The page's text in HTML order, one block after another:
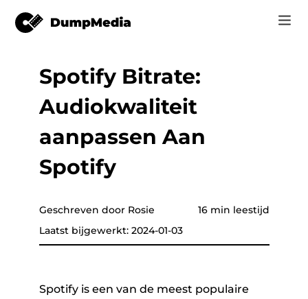
Music
Video
Online Tools
Spotify naar mp3
YouTube Muziek naar MP3
Shop
Support
Inloggen
Registreren
Spotify Bitrate:
Audiokwaliteit
aanpassen Aan
Spotify
Geschreven door Rosie
Laatst bijgewerkt: 2024-01-03
16 min leestijd
Spotify is een van de meest populaire